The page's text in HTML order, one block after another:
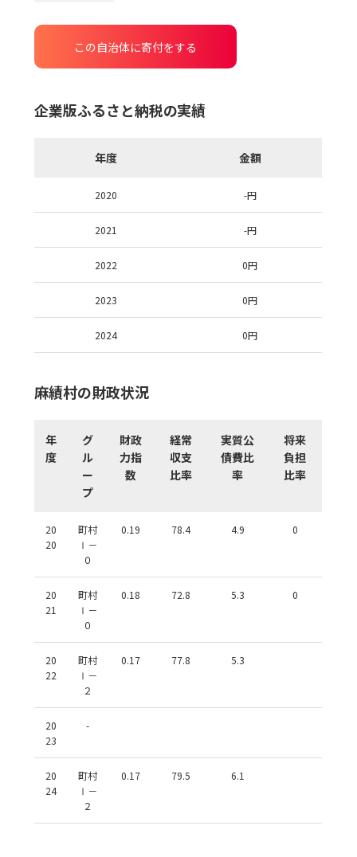
この自治体に寄付をする
企業版ふるさと納税の実績
年度 金額
2020 -円
2021 -円
2022 0円
2023 0円
2024 0円
麻績村の財政状況
年
度
グ
ル
ー
プ
財政
力指
数
経常
収支
比率
実質公
債費比
率
将来
負担
比率
20
20
町村
Ⅰ－
０
0.19 78.4 4.9 0
20
21
町村
Ⅰ－
０
0.18 72.8 5.3 0
20
22
町村
Ⅰ－
２
0.17 77.8 5.3
20
23
-
20
24
町村
Ⅰ－
２
0.17 79.5 6.1